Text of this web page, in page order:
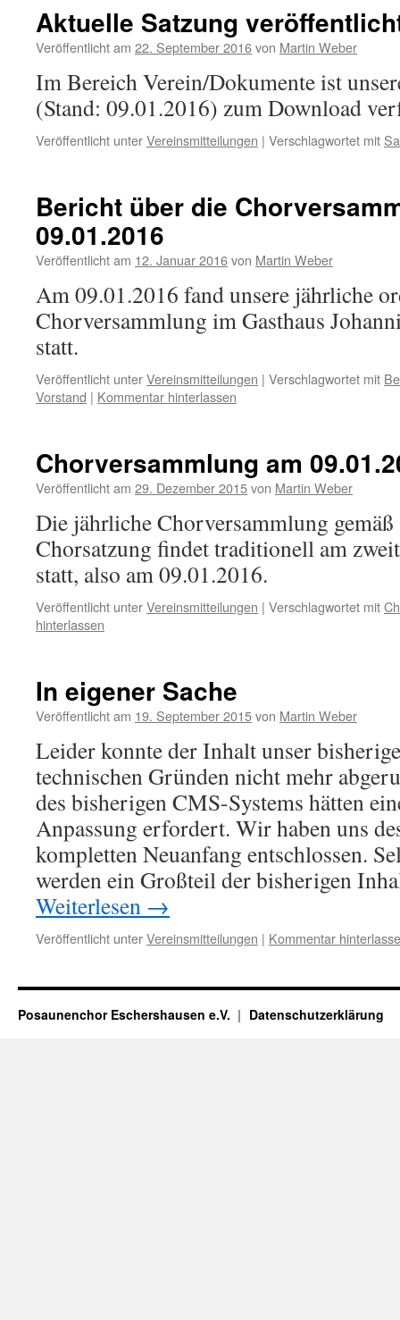
Aktuelle Satzung
Veröffentlicht am 22. September 2016von Martin Weber
Im Bereich Verein/Dokumente ist
(Stand: 09.01.2016) zum Download
Veröffentlicht unterVereinsmitteilungen | Verschlagwortet mit
Bericht über die
09.01.2016
Veröffentlicht am 12. Januar 2016von Martin Weber
Am 09.01.2016 fand unsere jährliche
Chorversammlung im Gasthaus
statt.
Veröffentlicht unterVereinsmitteilungen | Verschlagwortet mit
Vorstand | Kommentar hinterlassen
Chorversammlung am
Veröffentlicht am 29. Dezember 2015von Martin Weber
Die jährliche Chorversammlung gemäß
Chorsatzung findet traditionell am
statt, also am 09.01.2016.
Veröffentlicht unterVereinsmitteilungen | Verschlagwortet mit
hinterlassen
In eigener Sache
Veröffentlicht am 19. September 2015von Martin Weber
Leider konnte der Inhalt unser
technischen Gründen nicht mehr
des bisherigen CMS-Systems hätten
Anpassung erfordert. Wir haben uns
kompletten Neuanfang entschlossen.
werden ein Großteil der bisherigen
Weiterlesen →
Veröffentlicht unterVereinsmitteilungen | Kommentar
Posaunenchor Eschershausen e.V. Datenschutzerklärung